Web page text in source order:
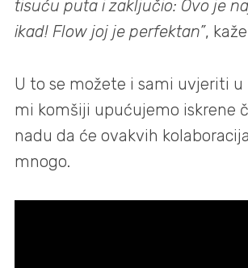
tisuću puta i zaključio: Ovo je
ikad! Flow joj je perfektan”,
U to se možete i sami uvjeriti u
mi komšiji upućujemo iskrene
nadu da će ovakvih
mnogo.